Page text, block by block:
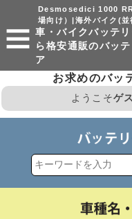
Desmosedici 1000 RR
場向け）|海外バイク(並
車・バイクバッテ
ら格安通販のバッテ
ア
お求めのバッ
ようこそゲ